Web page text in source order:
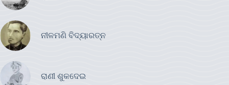
ନୀଳମଣି ବିଦ୍ୟାରତ୍ନ
ରାଣୀ ଶୁକଦେଇ